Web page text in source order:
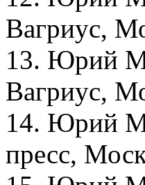
Вагриус,
13. Юрий
Вагриус,
14. Юрий
пресс,